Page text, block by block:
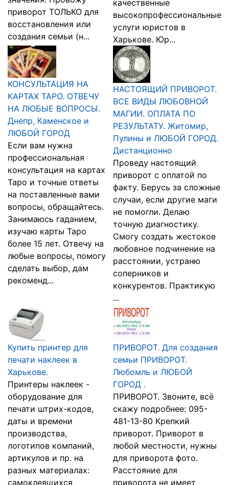
приворот ТОЛЬКО для
восстановления или
создания семьи (н...
качественные
высокопрофессиональные
услуги юристов в
Харькове. Юр...
КОНСУЛЬТАЦИЯ НА
КАРТАХ ТАРО. ОТВЕЧУ
НА ЛЮБЫЕ ВОПРОСЫ.
Днепр, Каменское и
ЛЮБОЙ ГОРОД
Если вам нужна
профессиональная
консультация на картах
Таро и точные ответы
на поставленные вами
вопросы, обращайтесь.
Занимаюсь гаданием,
изучаю карты Таро
более 15 лет. Отвечу на
любые вопросы, помогу
сделать выбор, дам
рекоменд...
НАСТОЯЩИЙ ПРИВОРОТ.
ВСЕ ВИДЫ ЛЮБОВНОЙ
МАГИИ. ОПЛАТА ПО
РЕЗУЛЬТАТУ. Житомир,
Пулины и ЛЮБОЙ ГОРОД.
Дистанционно
Проведу настоящий
приворот с оплатой по
факту. Берусь за сложные
случаи, если другие маги
не помогли. Делаю
точную диагностику.
Смогу создать жестокое
любовное подчинение на
расстоянии, устраню
соперников и
конкурентов. Практикую
...
Купить принтер для
печати наклеек в
Харькове.
Принтеры наклеек -
оборудование для
печати штрих-кодов,
даты и времени
производства,
логотипов компаний,
артикулов и пр. на
разных материалах:
самоклеящихся
ПРИВОРОТ. Для создания
семьи ПРИВОРОТ.
Любомль и ЛЮБОЙ
ГОРОД .
ПРИВОРОТ. Звоните, всё
скажу подробнее: 095-
481-13-80 Крепкий
приворот. Приворот в
любой местности, нужны
для приворота фото.
Расстояние для
приворота не имеет